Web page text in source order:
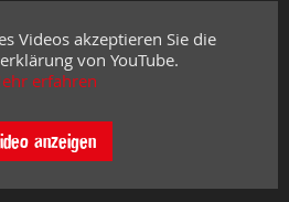
Videos akzeptieren Sie die
von YouTube.
erfahren
anzeigen